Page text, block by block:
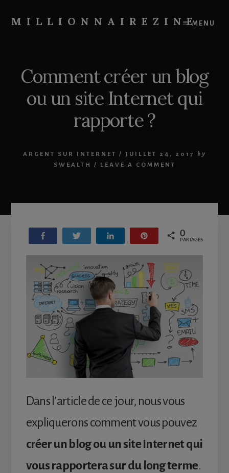
content
primary
MILLIONNAIREZINE
devenir
MENU
Comment créer un blog
ou un site Internet qui
rapporte ?
ARGENT SUR INTERNET / JUILLET 24, 2017
by
SWEALTH
/ LEAVE A COMMENT
Partagez Tweetez Partagez Enregistrer
0
PARTAGES
Dans l’article de ce jour, nous vous
expliquerons comment vous pouvez
créer un blog ou un site Internet qui
vous rapportera sur du long terme.